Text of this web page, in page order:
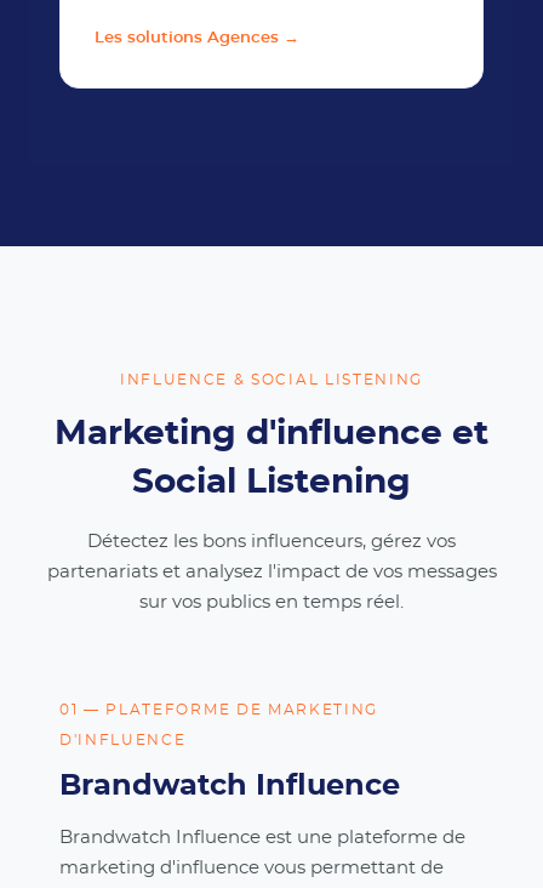
Les solutions Agences →
INFLUENCE & SOCIAL LISTENING
Marketing d'influence et
Social Listening
Détectez les bons influenceurs, gérez vos
partenariats et analysez l'impact de vos messages
sur vos publics en temps réel.
01 — PLATEFORME DE MARKETING
D'INFLUENCE
Brandwatch Influence
Brandwatch Influence est une plateforme de
marketing d'influence vous permettant de